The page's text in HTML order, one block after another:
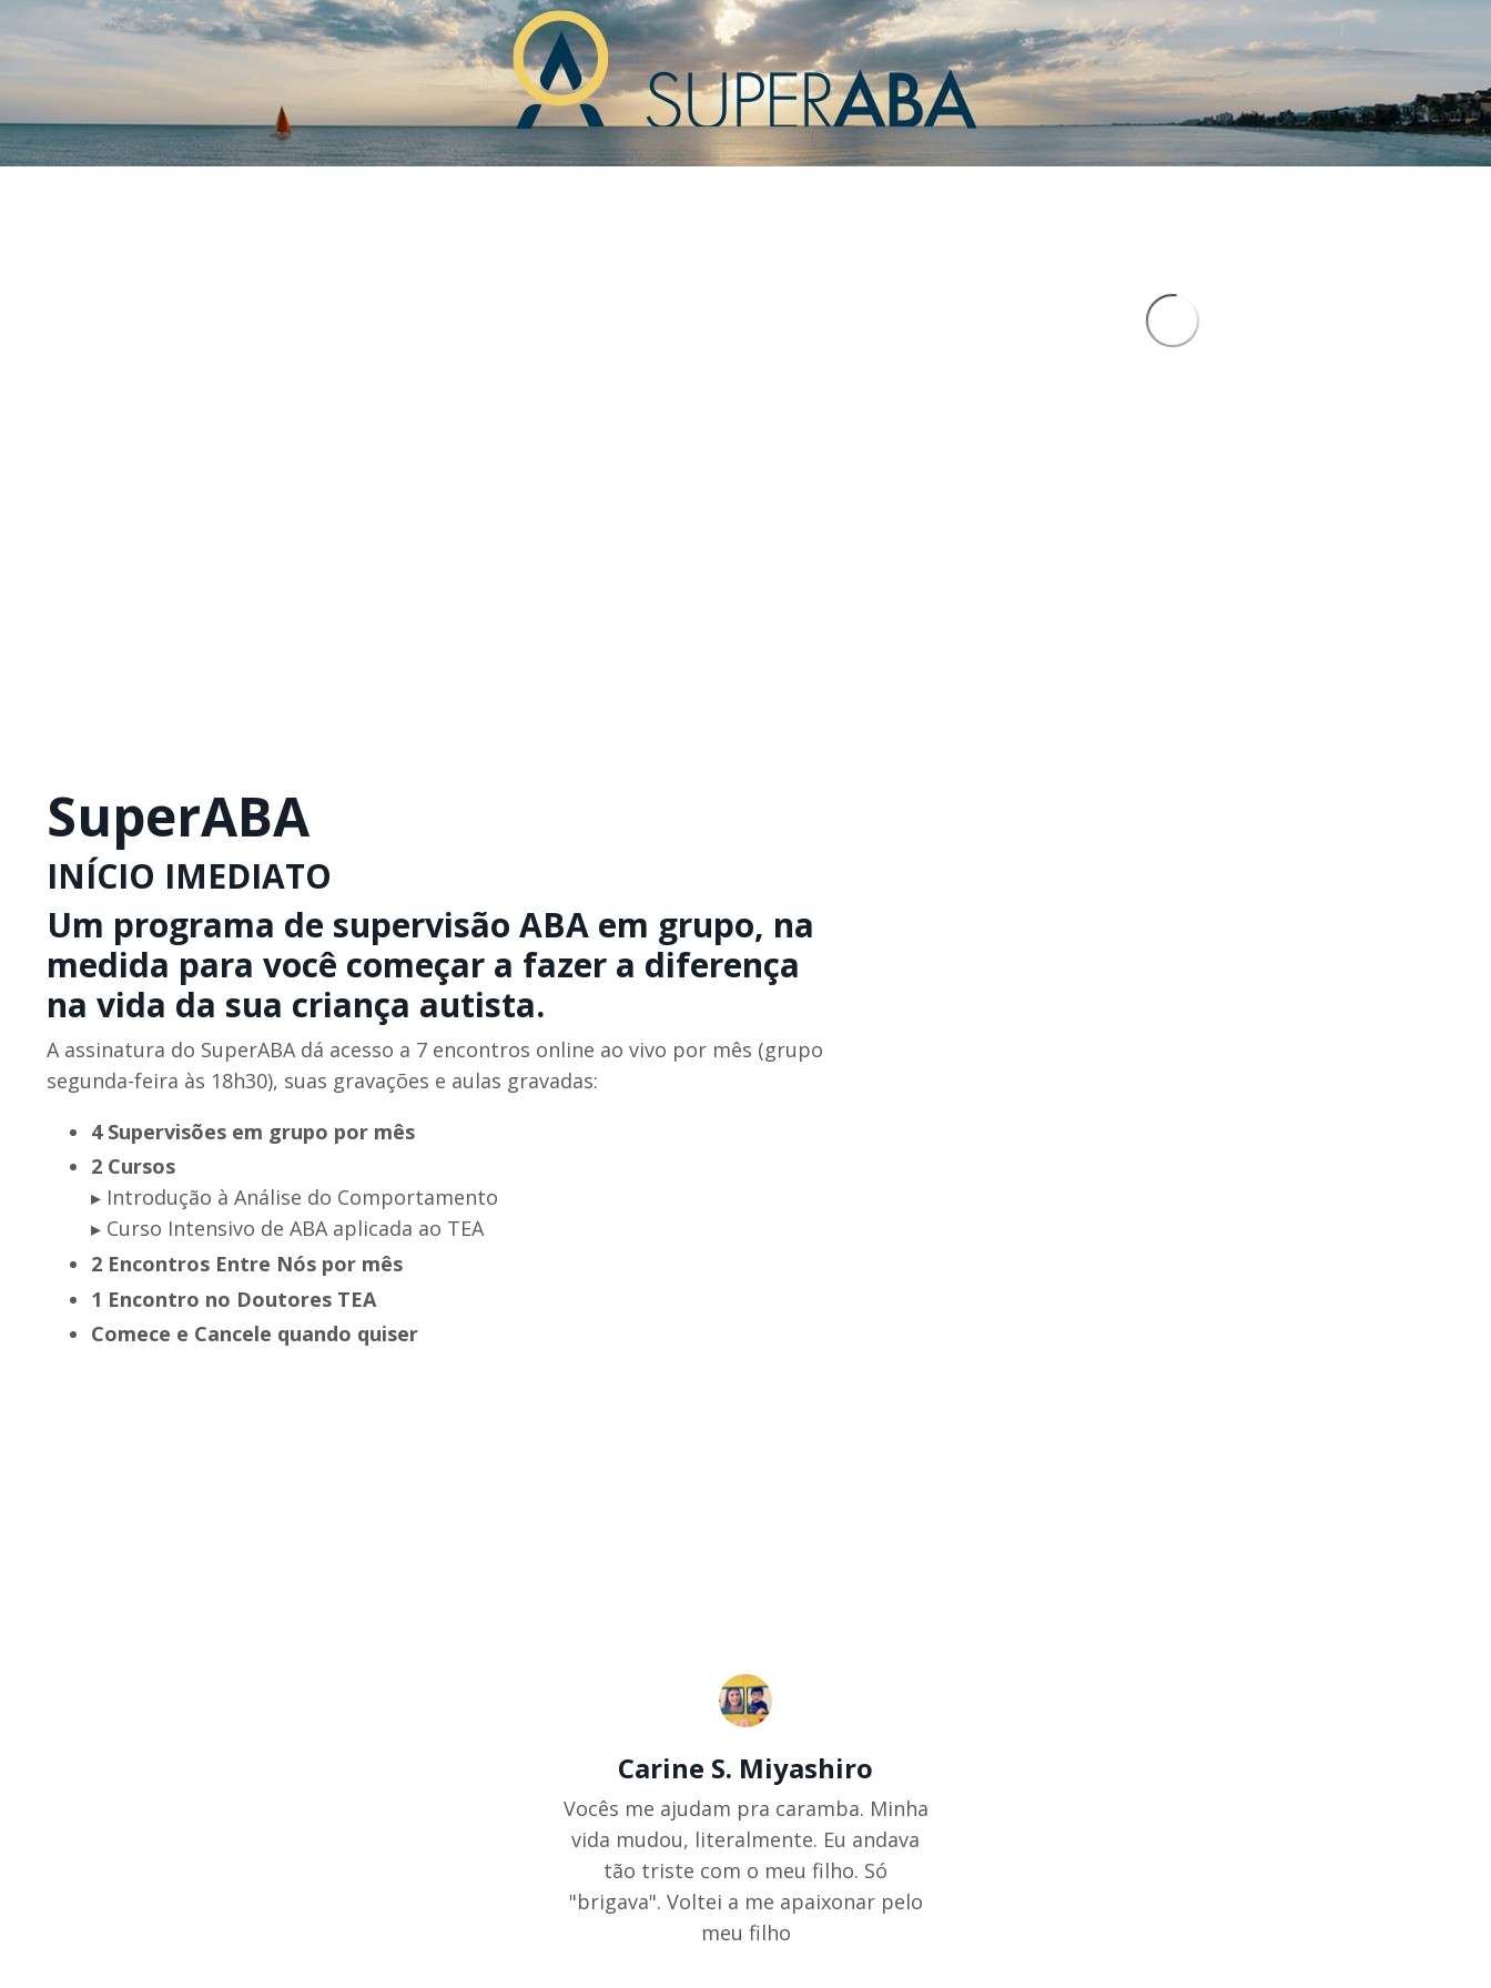
SuperABA
INÍCIO IMEDIATO
Um programa de supervisão ABA em grupo, na
medida para você começar a fazer a diferença
na vida da sua criança autista.
A assinatura do SuperABA dá acesso a 7 encontros online ao vivo por mês (grupo
segunda-feira às 18h30), suas gravações e aulas gravadas:
4 Supervisões em grupo por mês
2 Cursos
▸ Introdução à Análise do Comportamento
▸ Curso Intensivo de ABA aplicada ao TEA
2 Encontros Entre Nós por mês
1 Encontro no Doutores TEA
Comece e Cancele quando quiser
Carine S. Miyashiro
Vocês me ajudam pra caramba. Minha
vida mudou, literalmente. Eu andava
tão triste com o meu filho. Só
"brigava". Voltei a me apaixonar pelo
meu filho